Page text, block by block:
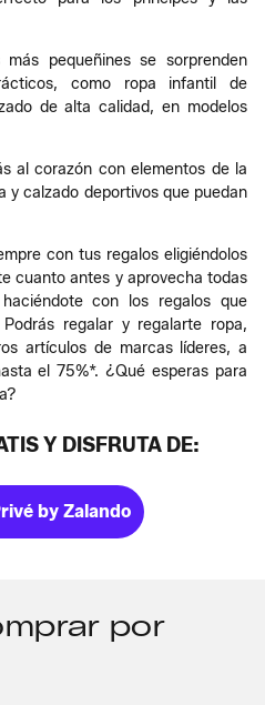
pequeñines se sorprenden
como ropa infantil de
de alta calidad, en modelos
al corazón con elementos de la
y calzado deportivos que puedan
con tus regalos eligiéndolos
cuanto antes y aprovecha todas
con los regalos que
regalar y regalarte ropa,
artículos de marcas líderes, a
el 75%*. ¿Qué esperas para
Y DISFRUTA DE:
by Zalando
por